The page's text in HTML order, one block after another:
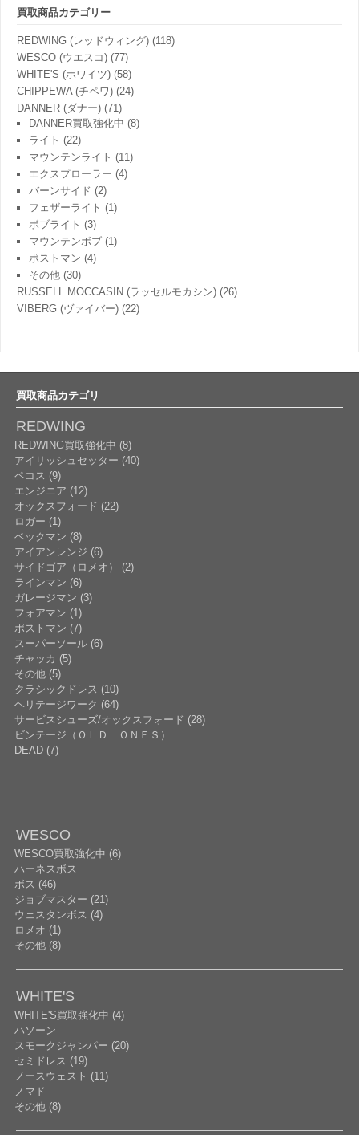
買取商品カテゴリー
REDWING (レッドウィング) (118)
WESCO (ウエスコ) (77)
WHITE'S (ホワイツ) (58)
CHIPPEWA (チペワ) (24)
DANNER (ダナー) (71)
DANNER買取強化中 (8)
ライト (22)
マウンテンライト (11)
エクスプローラー (4)
バーンサイド (2)
フェザーライト (1)
ボブライト (3)
マウンテンボブ (1)
ポストマン (4)
その他 (30)
RUSSELL MOCCASIN (ラッセルモカシン) (26)
VIBERG (ヴァイバー) (22)
買取商品カテゴリ
REDWING
REDWING買取強化中 (8)
アイリッシュセッター (40)
ペコス (9)
エンジニア (12)
オックスフォード (22)
ロガー (1)
ベックマン (8)
アイアンレンジ (6)
サイドゴア（ロメオ） (2)
ラインマン (6)
ガレージマン (3)
フォアマン (1)
ポストマン (7)
スーパーソール (6)
チャッカ (5)
その他 (5)
クラシックドレス (10)
ヘリテージワーク (64)
サービスシューズ/オックスフォード (28)
ビンテージ（ＯＬＤ ＯＮＥＳ）
DEAD (7)
WESCO
WESCO買取強化中 (6)
ハーネスボス
ボス (46)
ジョブマスター (21)
ウェスタンボス (4)
ロメオ (1)
その他 (8)
WHITE'S
WHITE'S買取強化中 (4)
ハソーン
スモークジャンパー (20)
セミドレス (19)
ノースウェスト (11)
ノマド
その他 (8)